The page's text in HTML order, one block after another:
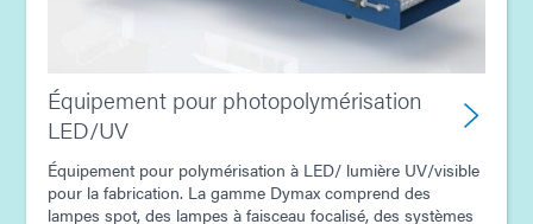
Équipement pour photopolymérisation
LED/UV
Équipement pour polymérisation à LED/ lumière UV/visible
pour la fabrication. La gamme Dymax comprend des
lampes spot, des lampes à faisceau focalisé, des systèmes